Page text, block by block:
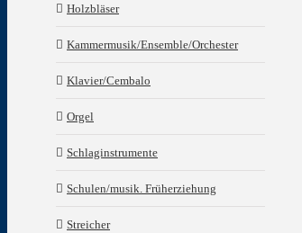
Holzbläser
Kammermusik/Ensemble/Orchester
Klavier/Cembalo
Orgel
Schlaginstrumente
Schulen/musik. Früherziehung
Streicher